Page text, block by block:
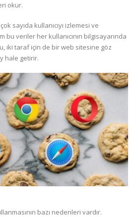
okur.
sayıda kullanıcıyı izlemesi ve
bu veriler her kullanıcının bilgisayarında
iki taraf için de bir web sitesine göz
hale getirir.
bazı nedenleri vardır.